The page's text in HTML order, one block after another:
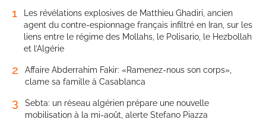
1
Les révélations explosives de Matthieu Ghadiri, ancien
agent du contre-espionnage français infiltré en Iran, sur les
liens entre le régime des Mollahs, le Polisario, le Hezbollah
et l’Algérie
2
Affaire Abderrahim Fakir: «Ramenez-nous son corps»,
clame sa famille à Casablanca
3
Sebta: un réseau algérien prépare une nouvelle
mobilisation à la mi-août, alerte Stefano Piazza